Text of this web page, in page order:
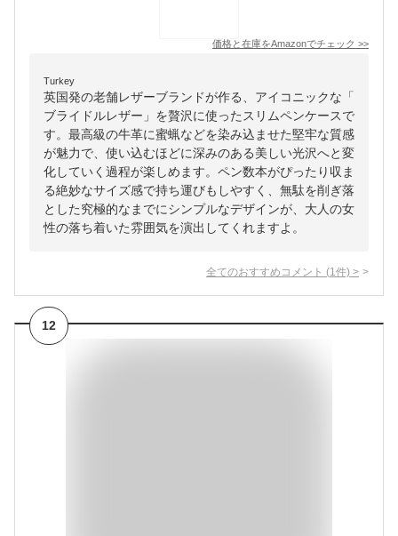
価格と在庫をAmazonでチェック >>
Turkey
英国発の老舗レザーブランドが作る、アイコニックな「
ブライドルレザー」を贅沢に使ったスリムペンケースで
す。最高級の牛革に蜜蝋などを染み込ませた堅牢な質感
が魅力で、使い込むほどに深みのある美しい光沢へと変
化していく過程が楽しめます。ペン数本がぴったり収ま
る絶妙なサイズ感で持ち運びもしやすく、無駄を削ぎ落
とした究極的なまでにシンプルなデザインが、大人の女
性の落ち着いた雰囲気を演出してくれますよ。
全てのおすすめコメント (1 件) >
12